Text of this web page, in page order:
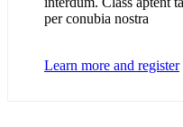
per conubia nostra
Learn more and register